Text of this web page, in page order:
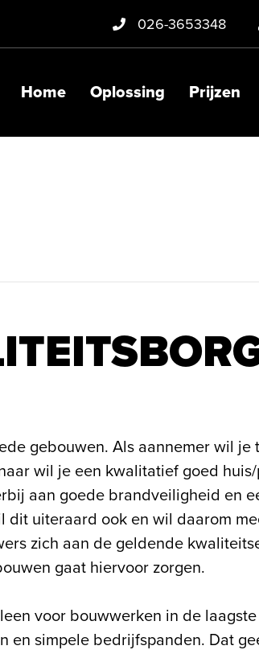
026-3653348
Home Oplossing Prijzen
gebouwen. Als aannemer wil je
wil je een kwalitatief goed
aan goede brandveiligheid en
dit uiteraard ook en wil daarom
zich aan de geldende
gaat hiervoor zorgen.
voor bouwwerken in de
en simpele bedrijfspanden. Dat